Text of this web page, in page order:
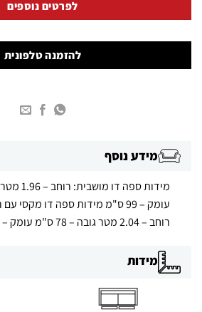
לפרטים נוספים
להזמנה טלפונית
מידע נוסף
עומק – 99 ס"מ מידות ספה דו מקסי
רוחב – 2.04 מטר גובה – 78 ס"מ עומק – 99 ס"מ
מידות